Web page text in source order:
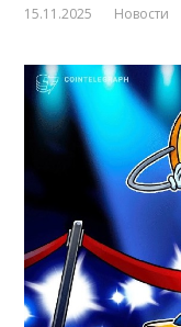
15.11.2025 Новости